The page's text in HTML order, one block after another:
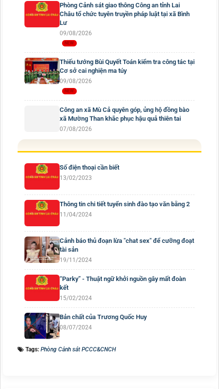
Phòng Cảnh sát giao thông Công an tỉnh Lai
Châu tổ chức tuyên truyền pháp luật tại xã Bình
Lư
09/08/2026
Thiếu tướng Bùi Quyết Toán kiểm tra công tác tại
Cơ sở cai nghiện ma túy
09/08/2026
Công an xã Mù Cả quyên góp, ủng hộ đồng bào
xã Mường Than khắc phục hậu quả thiên tai
07/08/2026
Số điện thoại cần biết
13/02/2023
Thông tin chi tiết tuyển sinh đào tạo văn bằng 2
11/04/2024
Cảnh báo thủ đoạn lừa "chat sex" để cưỡng đoạt
tài sản
19/11/2024
“Parky” - Thuật ngữ khởi nguồn gây mất đoàn
kết
15/02/2024
Bản chất của Trương Quốc Huy
08/07/2024
Tags: Phòng Cảnh sát PCCC&CNCH